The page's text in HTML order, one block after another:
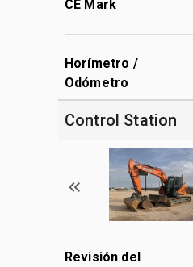
CE Mark
Horímetro /
Odómetro
Control Station
Revisión del